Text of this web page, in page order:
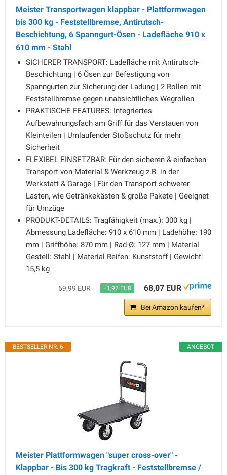
Meister Transportwagen klappbar - Plattformwagen
bis 300 kg - Feststellbremse, Antirutsch-
Beschichtung, 6 Spanngurt-Ösen - Ladefläche 910 x
610 mm - Stahl
SICHERER TRANSPORT: Ladefläche mit Antirutsch-
Beschichtung | 6 Ösen zur Befestigung von
Spanngurten zur Sicherung der Ladung | 2 Rollen mit
Feststellbremse gegen unabsichtliches Wegrollen
PRAKTISCHE FEATURES: Integriertes
Aufbewahrungsfach am Griff für das Verstauen von
Kleinteilen | Umlaufender Stoßschutz für mehr
Sicherheit
FLEXIBEL EINSETZBAR: Für den sicheren & einfachen
Transport von Material & Werkzeug z.B. in der
Werkstatt & Garage | Für den Transport schwerer
Lasten, wie Getränkekästen & große Pakete | Geeignet
für Umzüge
PRODUKT-DETAILS: Tragfähigkeit (max.): 300 kg |
Abmessung Ladefläche: 910 x 610 mm | Ladehöhe: 190
mm | Griffhöhe: 870 mm | Rad-Ø: 127 mm | Material
Gestell: Stahl | Material Reifen: Kunststoff | Gewicht:
15,5 kg
69,99 EUR −1,92 EUR 68,07 EUR
Bei Amazon kaufen*
ANGEBOT
BESTSELLER NR. 6
Meister Plattformwagen "super cross-over" -
Klappbar - Bis 300 kg Tragkraft - Feststellbremse /